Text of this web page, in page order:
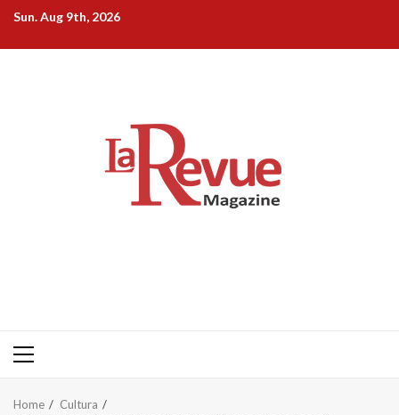
Skip
content
Sun. Aug 9th, 2026
Primary
Home
Cultura